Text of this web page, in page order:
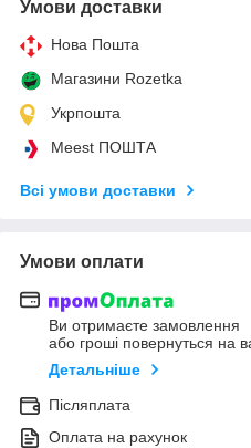
Умови доставки
Нова Пошта
Магазини Rozetka
Укрпошта
Meest ПОШТА
Всі умови доставки
Умови оплати
Ви отримаєте замовлення
або гроші повернуться на
Детальніше
Післяплата
Оплата на рахунок